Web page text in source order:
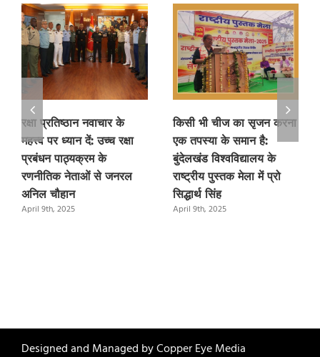
रक्षा प्रतिष्ठान नवाचार के
महत्त्व पर ध्यान दें: उच्च रक्षा
प्रबंधन पाठ्यक्रम के
रणनीतिक नेताओं से जनरल
अनिल चौहान
April 9th, 2025
किसी भी चीज का सृजन करना
एक तपस्या के समान है:
बुंदेलखंड विश्वविद्यालय के
राष्ट्रीय पुस्तक मेला में प्रो
सिद्धार्थ सिंह
April 9th, 2025
Designed and Managed byCopper Eye Media